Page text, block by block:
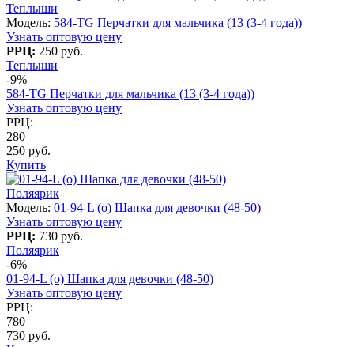
Теплыши
Модель: 584-TG Перчатки для мальчика (13 (3-4 года))
Узнать оптовую цену
РРЦ: 250 руб.
Теплыши
-9%
584-TG Перчатки для мальчика (13 (3-4 года))
Узнать оптовую цену
РРЦ:
280
250 руб.
Купить
Поляярик
Модель: 01-94-L (о) Шапка для девочки (48-50)
Узнать оптовую цену
РРЦ: 730 руб.
Поляярик
-6%
01-94-L (о) Шапка для девочки (48-50)
Узнать оптовую цену
РРЦ:
780
730 руб.